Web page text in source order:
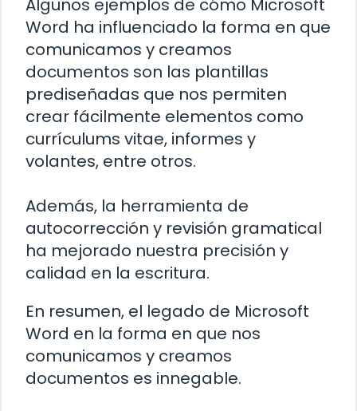
Algunos ejemplos de cómo Microsoft
Word ha influenciado la forma en que
comunicamos y creamos
documentos son las plantillas
prediseñadas que nos permiten
crear fácilmente elementos como
currículums vitae, informes y
volantes, entre otros.
Además, la herramienta de
autocorrección y revisión gramatical
ha mejorado nuestra precisión y
calidad en la escritura.
En resumen, el legado de Microsoft
Word en la forma en que nos
comunicamos y creamos
documentos es innegable.